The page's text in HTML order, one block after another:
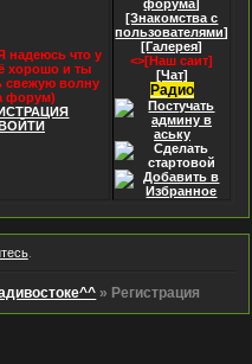
надеюсь что у
хорошо и ты
свежую волну
форум)
ВОЙТИ
форума]
[Знакомства с
пользователями]
[Галерея]
<>[Наш саит]
[Чат]
Радио
.
» Регистрация